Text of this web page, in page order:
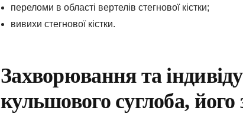
переломи в області вертелів стегнової кістки;
вивихи стегнової кістки.
Захворювання та
кульшового суглоба, його